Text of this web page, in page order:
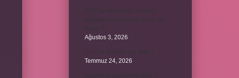
Ağustos 3, 2026
Temmuz 24, 2026